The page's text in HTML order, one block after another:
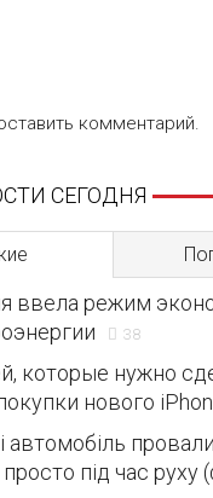
комментарий.
СЕГОДНЯ
ввела режим
38
которые нужно
нового
автомобіль
під час руху